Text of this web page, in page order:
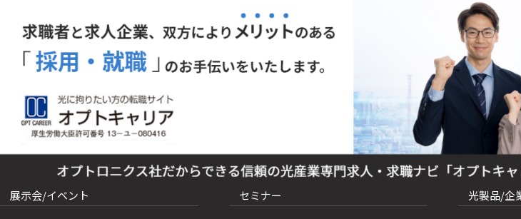
展示会/イベント セミナー 光製品/企